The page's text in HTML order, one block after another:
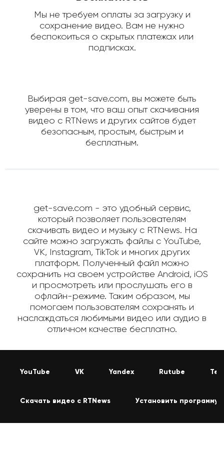
Мы не требуем оплаты за загрузку и
сохранение видео. Вам не нужно
беспокоиться о скрытых платежах или
подписках.
Выбирая get-save.com, вы можете быть
уверены в том, что ваш опыт скачивания
видео с RTNews и других сайтов будет
безопасным, простым, быстрым и
бесплатным.
get-save.com - это удобный сервис,
который позволяет пользователям
скачивать видео и музыку с RTNews. На
сайте можно загружать файлы с YouTube,
VK, Instagram, TikTok и многих других
платформ. Полученный файл можно
сохранить на своем устройстве Android, iOS
и просмотреть или прослушать его в
офлайн-режиме. Таким образом, мы
помогаем пользователям сохранять и
наслаждаться любимыми видео или аудио в
отличном качестве бесплатно.
YouTube VK Yandex Rutube
Скачать видео с RTNews Установить программу